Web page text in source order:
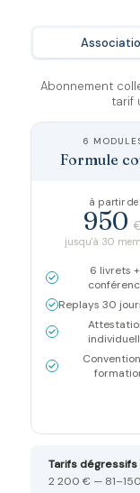
Abonnement
tarif
6
Formule
à partir de
950
jusqu'à 30
6 livrets
Replays 30
Tarifs
2 200 € —